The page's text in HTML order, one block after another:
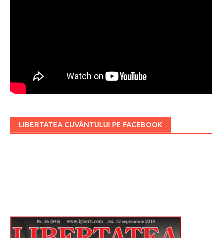
LIBERTATEA CUVÂNTULUI PE FACEBOOK